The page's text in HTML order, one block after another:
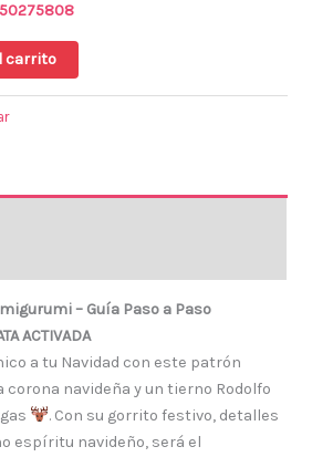
carrito
– Guía Paso a Paso
ACTIVADA
a tu Navidad con este patrón
corona navideña y un tierno Rodolfo
. Con su gorrito festivo, detalles
espíritu navideño, será el